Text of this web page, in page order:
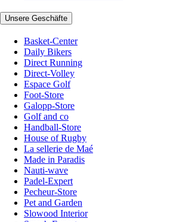
Unsere Geschäfte
Basket-Center
Daily Bikers
Direct Running
Direct-Volley
Espace Golf
Foot-Store
Galopp-Store
Golf and co
Handball-Store
House of Rugby
La sellerie de Maé
Made in Paradis
Nauti-wave
Padel-Expert
Pecheur-Store
Pet and Garden
Slowood Interior